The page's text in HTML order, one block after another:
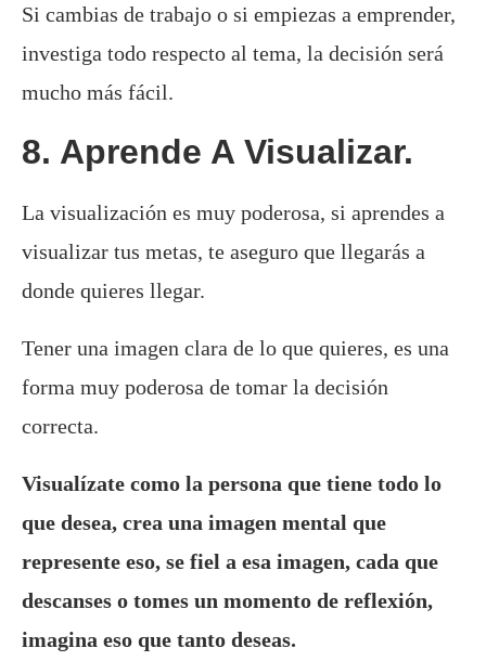
Si cambias de trabajo o si empiezas a emprender,
investiga todo respecto al tema, la decisión será
mucho más fácil.
8. Aprende A Visualizar.
La visualización es muy poderosa, si aprendes a
visualizar tus metas, te aseguro que llegarás a
donde quieres llegar.
Tener una imagen clara de lo que quieres, es una
forma muy poderosa de tomar la decisión
correcta.
Visualízate como la persona que tiene todo lo
que desea, crea una imagen mental que
represente eso, se fiel a esa imagen, cada que
descanses o tomes un momento de reflexión,
imagina eso que tanto deseas.